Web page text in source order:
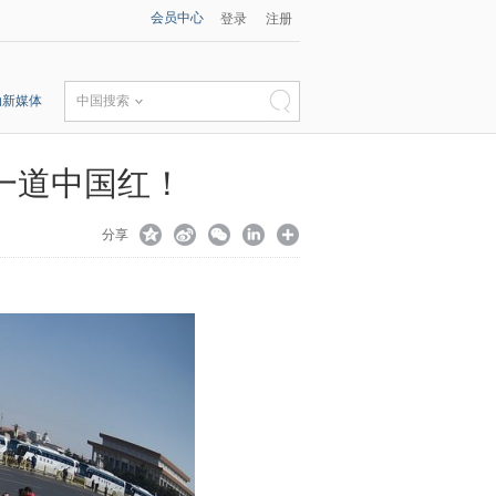
会员中心 登录 注册
媒体 中国搜索
中国红！
分享